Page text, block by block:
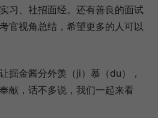
习、社招面经。还有善良的面试
官视角总结，希望更多的人可以
掘金酱分外羡（ji）慕（du），
献，话不多说，我们一起来看